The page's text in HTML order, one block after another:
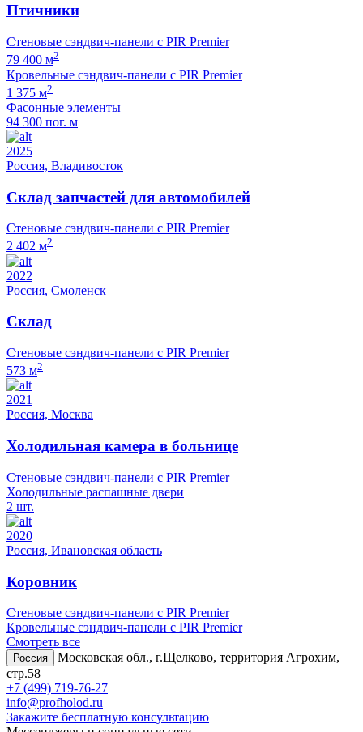
Птичники
Стеновые сэндвич-панели с PIR Premier
79 400 м2
Кровельные сэндвич-панели с PIR Premier
1 375 м2
Фасонные элементы
94 300 пог. м
2025
Россия, Владивосток
Склад запчастей для автомобилей
Стеновые сэндвич-панели с PIR Premier
2 402 м2
2022
Россия, Смоленск
Склад
Стеновые сэндвич-панели с PIR Premier
573 м2
2021
Россия, Москва
Холодильная камера в больнице
Стеновые сэндвич-панели с PIR Premier
Холодильные распашные двери
2 шт.
2020
Россия, Ивановская область
Коровник
Стеновые сэндвич-панели с PIR Premier
Кровельные сэндвич-панели с PIR Premier
Смотреть все
Россия
Московская обл., г.Щелково, территория Агрохим,
стр.58
+7 (499) 719-76-27
info@profholod.ru
Закажите бесплатную консультацию